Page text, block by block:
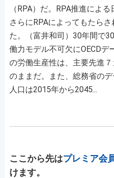
（RPA）だ。RPA推進によ
さらにRPAによってもたら
た。（富井和司）30年間で
働力モデル不可欠にOECDデ
の労働生産性は、主要先進
のままだ。また、総務省の
人口は2015年から2045...
ここから先はプレミア会
けます。